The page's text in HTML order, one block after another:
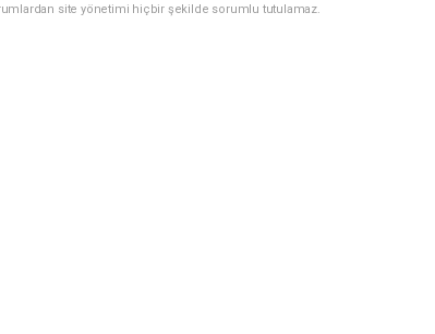
site yönetimi hiçbir şekilde sorumlu tutulamaz.